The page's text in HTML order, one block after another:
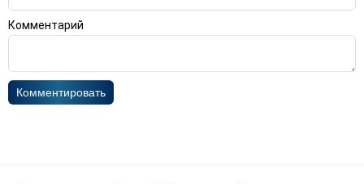
Комментарий
Комментировать